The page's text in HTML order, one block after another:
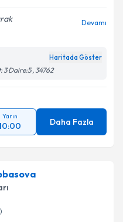
Devamı
Haritada Göster
3 Daire:5 , 34762
Yarın
Daha Fazla